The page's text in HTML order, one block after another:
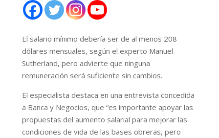
El salario mínimo debería ser de al menos 208
dólares mensuales, según el experto Manuel
Sutherland, pero advierte que ninguna
remuneración será suficiente sin cambios.
El especialista destaca en una entrevista concedida
a Banca y Negocios, que “es importante apoyar las
propuestas del aumento salarial para mejorar las
condiciones de vida de las bases obreras, pero